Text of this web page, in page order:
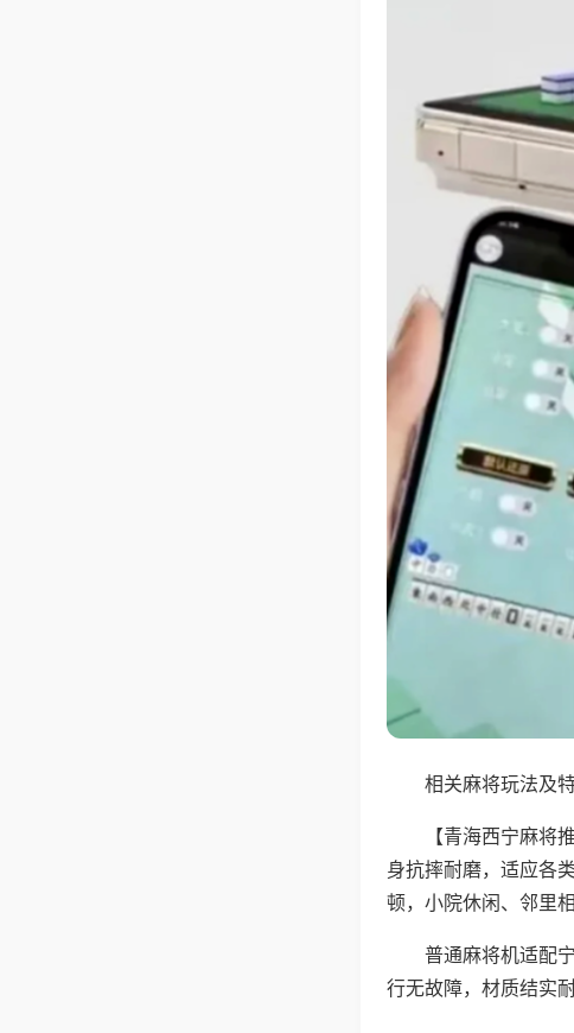
相关麻将玩法及
【青海西宁麻
身抗摔耐磨，适应各
顿，小院休闲、邻里
普通麻将机适配
行无故障，材质结实